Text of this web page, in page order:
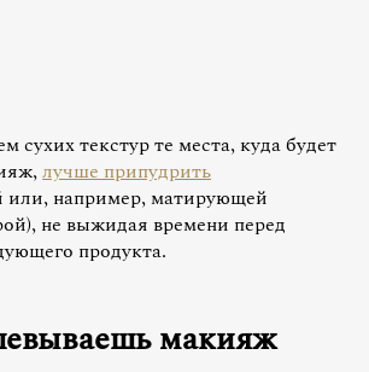
сухих текстур те места, куда будет
лучше припудрить
или, например, матирующей
не выжидая времени перед
продукта.
макияж